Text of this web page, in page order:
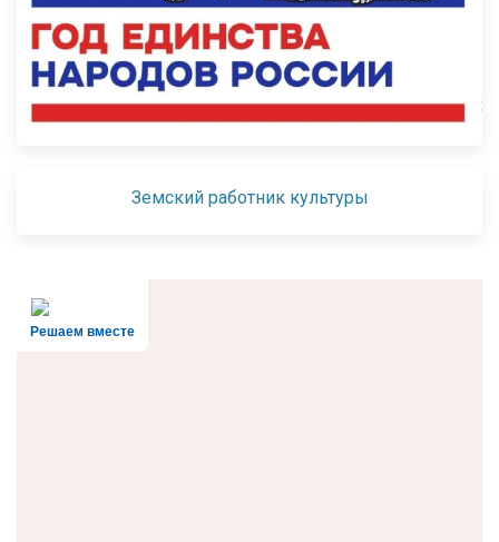
Земский работник культуры
Решаем вместе